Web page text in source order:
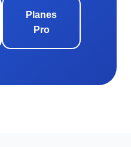
Planes
Pro